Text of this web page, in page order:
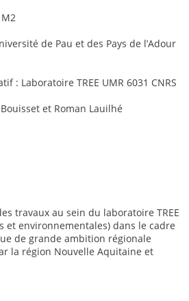
de Pau et des Pays de l’Adour
: Laboratoire TREE UMR 6031 CNRS
et Roman Lauilhé
travaux au sein du laboratoire TREE
et environnementales) dans le cadre
de grande ambition régionale
la région Nouvelle Aquitaine et